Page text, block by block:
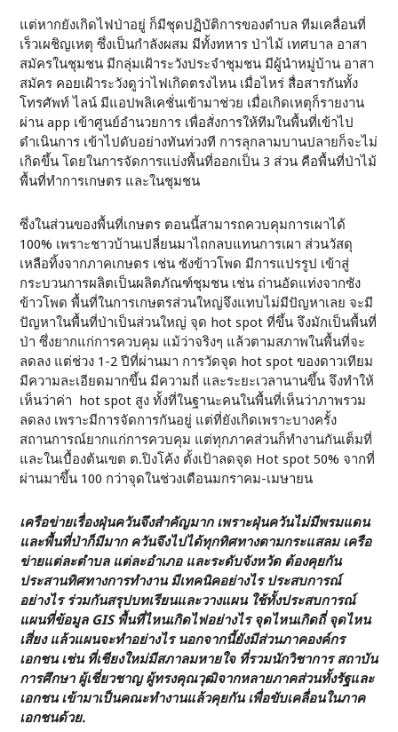
แต่หากยังเกิดไฟป่าอยู่ ก็มีชุดปฏิบัติการของตำบล ทีมเคลื่อนที่
เร็วเผชิญเหตุ ซึ่งเป็นกำลังผสม มีทั้งทหาร ป่าไม้ เทศบาล อาสา
สมัครในชุมชน มีกลุ่มเฝ้าระวังประจำชุมชน มีผู้นำหมู่บ้าน อาสา
สมัคร คอยเฝ้าระวังดูว่าไฟเกิดตรงไหน เมื่อไหร่ สื่อสารกันทั้ง
โทรศัพท์ ไลน์ มีแอปพลิเคชั่นเข้ามาช่วย เมื่อเกิดเหตุก็รายงาน
ผ่าน app เข้าศูนย์อำนวยการ เพื่อสั่งการให้ทีมในพื้นที่เข้าไป
ดำเนินการ เข้าไปดับอย่างทันท่วงที การลุกลามบานปลายก็จะไม่
เกิดขึ้น โดยในการจัดการแบ่งพื้นที่ออกเป็น 3 ส่วน คือพื้นที่ป่าไม้
พื้นที่ทำการเกษตร และในชุมชน
ซึ่งในส่วนของพื้นที่เกษตร ตอนนี้สามารถควบคุมการเผาได้
100% เพราะชาวบ้านเปลี่ยนมาไถกลบแทนการเผา ส่วนวัสดุ
เหลือทิ้งจากภาคเกษตร เช่น ซังข้าวโพด มีการแปรรูป เข้าสู่
กระบวนการผลิตเป็นผลิตภัณฑ์ชุมชน เช่น ถ่านอัดแท่งจากซัง
ข้าวโพด พื้นที่ในการเกษตรส่วนใหญ่จึงแทบไม่มีปัญหาเลย จะมี
ปัญหาในพื้นที่ป่าเป็นส่วนใหญ่ จุด hot spot ที่ขึ้น จึงมักเป็นพื้นที่
ป่า ซึ่งยากแก่การควบคุม แม้ว่าจริงๆ แล้วตามสภาพในพื้นที่จะ
ลดลง แต่ช่วง 1-2 ปีที่ผ่านมา การวัดจุด hot spot ของดาวเทียม
มีความละเอียดมากขึ้น มีความถี่ และระยะเวลานานขึ้น จึงทำให้
เห็นว่าค่า hot spot สูง ทั้งที่ในฐานะคนในพื้นที่เห็นว่าภาพรวม
ลดลง เพราะมีการจัดการกันอยู่ แต่ที่ยังเกิดเพราะบางครั้ง
สถานการณ์ยากแก่การควบคุม แต่ทุกภาคส่วนก็ทำงานกันเต็มที่
และในเบื้องต้นเขต ต.ปิงโค้ง ตั้งเป้าลดจุด Hot spot 50% จากที่
ผ่านมาขึ้น 100 กว่าจุดในช่วงเดือนมกราคม-เมษายน
เครือข่ายเรื่องฝุ่นควันจึงสำคัญมาก เพราะฝุ่นควันไม่มีพรมแดน
และพื้นที่ป่าก็มีมาก ควันจึงไปได้ทุกทิศทางตามกระแสลม เครือ
ข่ายแต่ละตำบล แต่ละอำเภอ และระดับจังหวัด ต้องคุยกัน
ประสานทิศทางการทำงาน มีเทคนิคอย่างไร ประสบการณ์
อย่างไร ร่วมกันสรุปบทเรียนและวางแผน ใช้ทั้งประสบการณ์
แผนที่ข้อมูล GIS พื้นที่ไหนเกิดไฟอย่างไร จุดไหนเกิดถี่ จุดไหน
เสี่ยง แล้วแผนจะทำอย่างไร นอกจากนี้ยังมีส่วนภาคองค์กร
เอกชน เช่น ที่เชียงใหม่มีสภาลมหายใจ ที่รวมนักวิชาการ สถาบัน
การศึกษา ผู้เชี่ยวชาญ ผู้ทรงคุณวุฒิจากหลายภาคส่วนทั้งรัฐและ
เอกชน เข้ามาเป็นคณะทำงานแล้วคุยกัน เพื่อขับเคลื่อนในภาค
เอกชนด้วย.